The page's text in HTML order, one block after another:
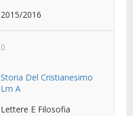
2015/2016
0
Storia Del Cristianesimo
Lm A
Lettere E Filosofia